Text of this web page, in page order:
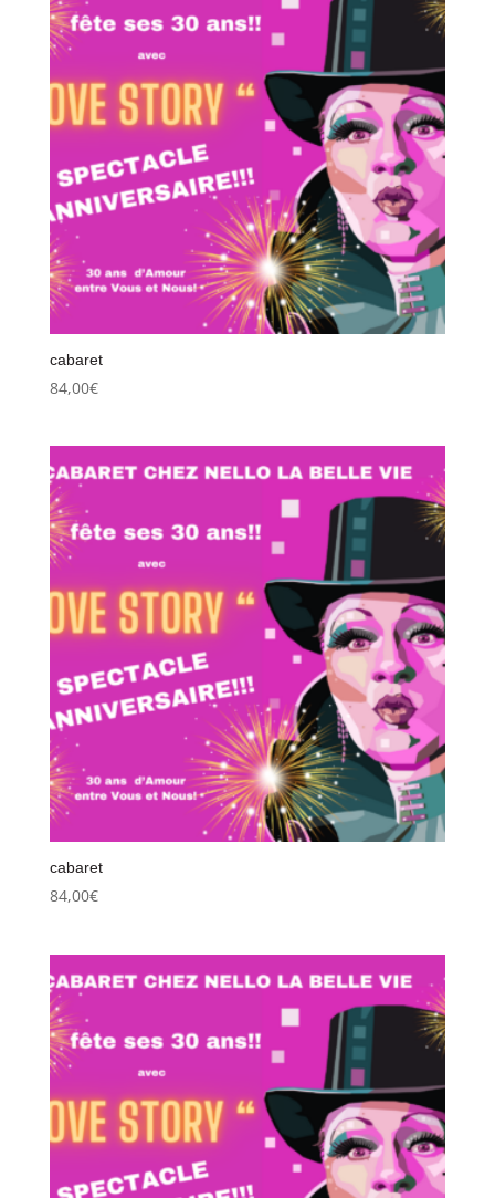
cabaret
84,00€
cabaret
84,00€